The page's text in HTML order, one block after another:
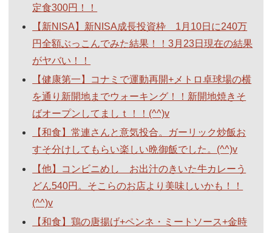
定食300円！！
【新NISA】新NISA成長投資枠 1月10日に240万
円全額ぶっこんでみた結果！！3月23日現在の結果
がヤバい！！
【健康第一】コナミで運動再開+メトロ卓球場の横
を通り新開地までウォーキング！！新開地焼きそ
ばオープンしてましｔ！！(^^)v
【和食】常連さんと意気投合。ガーリック炒飯お
すそ分けしてもらい楽しい晩御飯でした。(^^)v
【他】コンビニめし お出汁のきいた牛カレーう
どん540円。そこらのお店より美味しいかも！！
(^^)v
【和食】鶏の唐揚げ+ペンネ・ミートソース+金時